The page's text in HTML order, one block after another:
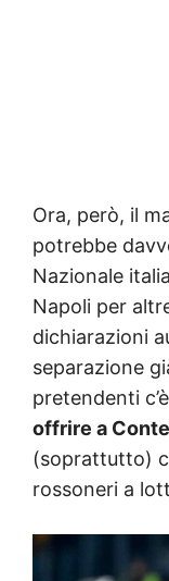
Ora, però, il
potrebbe
Nazionale
Napoli per
dichiarazioni
separazione
pretendenti
offrire a
(soprattutto)
rossoneri a